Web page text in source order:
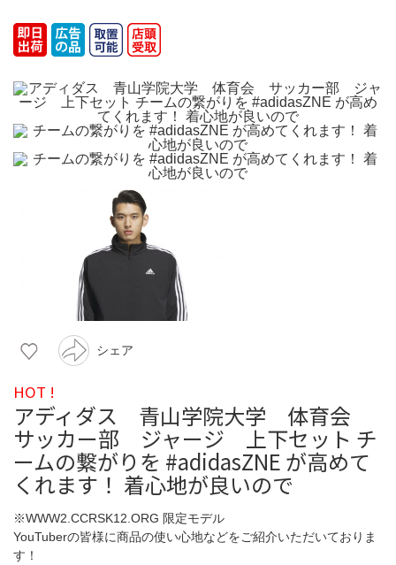
シェア
HOT !
アディダス 青山学院大学 体育会
サッカー部 ジャージ 上下セット チ
ームの繋がりを #adidasZNE が高めて
くれます！ 着心地が良いので
※WWW2.CCRSK12.ORG 限定モデル
YouTuberの皆様に商品の使い心地などをご紹介いただいておりま
す！